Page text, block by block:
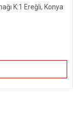
K:1 Ereğli, Konya